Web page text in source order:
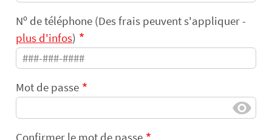
Nᵒ de téléphone (Des frais peuvent s'appliquer -
plus d'infos)
Mot de passe
Confirmer le mot de passe